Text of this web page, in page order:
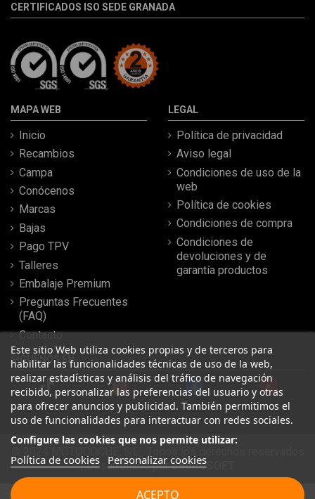
Leer más reseñas
CERTIFICADOS ISO SEDE GRANADA
MAPA WEB
Inicio
Recambios
Campa
Conócenos
Marcas
Bajas
Pago TPV
Talleres
Embalaje Premium
Preguntas Frecuentes
(FAQ)
Contacto
LEGAL
Política de privacidad
Aviso legal
Condiciones de uso de la
web
Política de cookies
Condiciones de compra
Condiciones de
devoluciones y de
garantía productos
Este sitio Web utiliza cookies propias y de terceros para
habilitar las funcionalidades técnicas de uso de la web,
realizar estadísticas y análisis del tráfico de navegación
recibido, personalizar las preferencias del usuario y otras
para ofrecer anuncios y publicidad. También permitimos el
uso de funcionalidades para interactuar con redes sociales.
Configure las cookies que nos permite utilizar:
Política de cookies Personalizar cookies
ACEPTO
SÍGUENOS EN
| Desarrollado porSeintoSOFT